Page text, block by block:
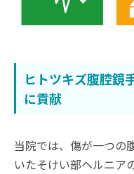
ヒトツキズ腹腔鏡
に貢献
当院では、傷が一つの
いたそけい部ヘルニア